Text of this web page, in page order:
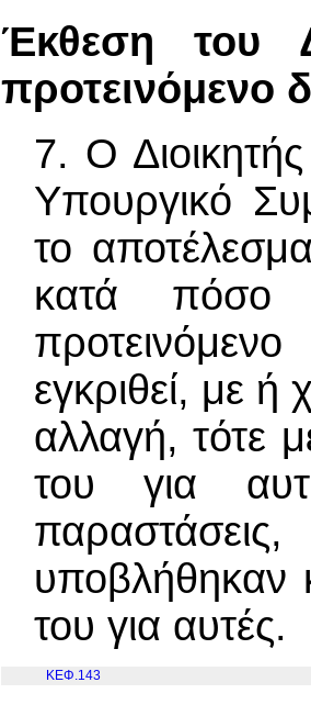
Έκθεση του
προτεινόμενο
7. Ο
Υπουργικό
το
κατά
εγκριθεί, με ή
αλλαγή, τότε
του για
υποβλήθηκαν
του για αυτές.
ΚΕΦ.143